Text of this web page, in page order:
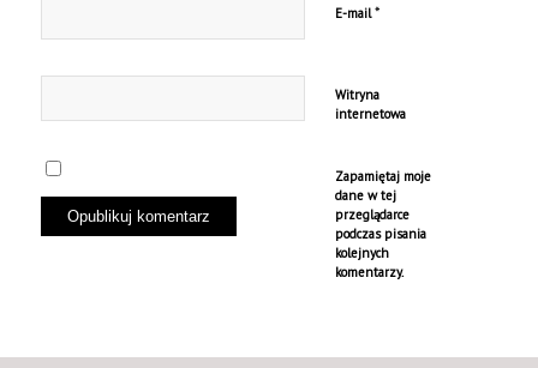
E-mail*
Witryna
internetowa
Zapamiętaj moje
dane w tej
przeglądarce
podczas pisania
kolejnych
komentarzy.